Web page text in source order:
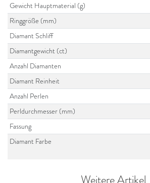
Gewicht Hauptmaterial (g)
Ringgröße (mm)
Diamant Schliff
Diamantgewicht (ct)
Anzahl Diamanten
Diamant Reinheit
Anzahl Perlen
Perldurchmesser (mm)
Fassung
Diamant Farbe